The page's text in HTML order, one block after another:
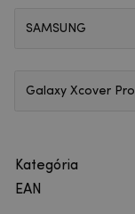
SAMSUNG
Galaxy Xcover Pro
Kategória
EAN